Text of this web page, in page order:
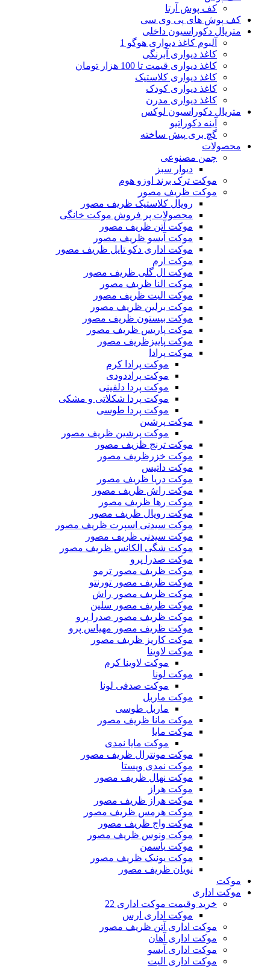
کف پوش آرتا
کف پوش های پی وی سی
متریال دکوراسیون داخلی
آلبوم کاغذ دیواری هوگو 1
کاغذ دیواری آبرنگی
کاغذ دیواری قیمت تا 100 هزار تومان
کاغذ دیواری کلاستیک
کاغذ دیواری کودک
کاغذ دیواری مدرن
متریال دکوراسیون لوکس
آینه دکوراتیو
گچ بری پیش ساخته
محصولات
چمن مصنوعی
دیوار سبز
موکت ترک برند اوزو هوم
موکت ظریف مصور
رویال کلاستیک ظریف مصور
محصولات پر فروش موکت خانگی
موکت آتن ظریف مصور
موکت آیسو ظریف مصور
موکت اداری دکو تایل ظریف مصور
موکت ارم
موکت ال گلی ظریف مصور
موکت النا ظریف مصور
موکت الیت ظریف مصور
موکت برلین ظریف مصور
موکت بیستون ظریف مصور
موکت پاریس ظریف مصور
موکت پاییزظریف مصور
موکت پرادا
موکت پرادا کرم
موکت پراددودی
موکت پردا دلفینی
موکت پردا شکلاتی و مشکی
موکت پردا طوسی
موکت پرشین
موکت پرشین ظریف مصور
موکت ترنج ظزیف مصور
موکت خزرظریف مصور
موکت داتیس
موکت دریا ظریف مصور
موکت راش ظریف مصور
موکت رها ظریف مصور
موکت رویال ظریف مصور
موکت سیدنی اسپرت ظریف مصور
موکت سیدنی ظریف مصور
موکت شگی الکانس ظریف مصور
موکت صدرا پرو
موکت ظریف مصور ترمو
موکت ظریف مصور تورنتو
موکت ظریف مصور راش
موکت ظریف مصور سلین
موکت ظریف مصور صدرا پرو
موکت ظریف مصور مهیاس پرو
موکت کاریز ظریف مصور
موکت لاوینا
موکت لاوینا کرم
موکت لونا
موکت صدفی لونا
موکت ماربل
ماربل طوسی
موکت مانا ظریف مصور
موکت مایا
موکت مایا نمدی
موکت مونترال ظریف مصور
موکت نمدی ویستا
موکت نهال ظریف مصور
موکت هراز
موکت هراز ظریف مصور
موکت هرمس ظریف مصور
موکت واج ظریف مصور
موکت ونوس ظریف مصور
موکت یاسمن
موکت یونیک ظریف مصور
نویان ظریف مصور
موکت
موکت اداری
خرید وقیمت موکت اداری 22
موکت اداری ارس
موکت اداری آتن ظریف مصور
موکت اداری آهان
موکت اداری آیسو
موکت اداری الیت